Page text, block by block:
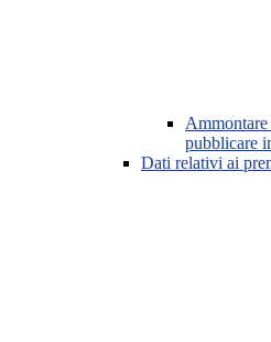
pubblicare
Dati relativi ai